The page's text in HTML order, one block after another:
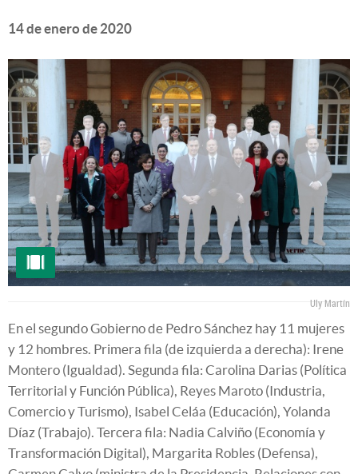
14 de enero de 2020
Uly Martín
En el segundo Gobierno de Pedro Sánchez hay 11 mujeres
y 12 hombres. Primera fila (de izquierda a derecha): Irene
Montero (Igualdad). Segunda fila: Carolina Darias (Política
Territorial y Función Pública), Reyes Maroto (Industria,
Comercio y Turismo), Isabel Celáa (Educación), Yolanda
Díaz (Trabajo). Tercera fila: Nadia Calviño (Economía y
Transformación Digital), Margarita Robles (Defensa),